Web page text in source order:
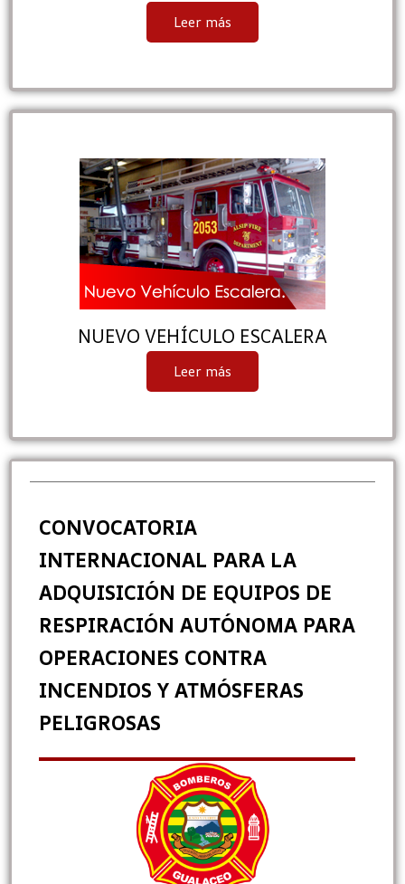
Leer más
NUEVO VEHÍCULO ESCALERA
Leer más
CONVOCATORIA
INTERNACIONAL PARA LA
ADQUISICIÓN DE EQUIPOS DE
RESPIRACIÓN AUTÓNOMA PARA
OPERACIONES CONTRA
INCENDIOS Y ATMÓSFERAS
PELIGROSAS